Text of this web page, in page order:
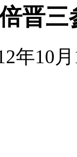
晋三
年10